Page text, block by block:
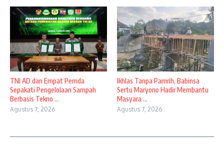
TNI AD dan Empat Pemda
Sepakati Pengelolaan Sampah
Berbasis Tekno ...
Agustus 7, 2026
Ikhlas Tanpa Pamrih, Babinsa
Sertu Maryono Hadir Membantu
Masyara ...
Agustus 7, 2026